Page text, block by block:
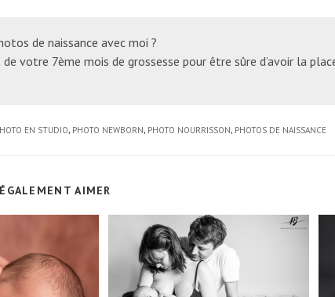
de naissance avec moi ?
votre 7ème mois de grossesse pour être sûre d’avoir la
EN STUDIO, PHOTO NEWBORN, PHOTO NOURRISSON, PHOTOS DE NAISSANCE
AIMER